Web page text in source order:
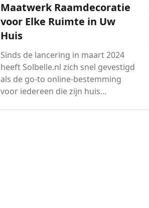
Maatwerk Raamdecoratie
voor Elke Ruimte in Uw
Huis
Sinds de lancering in maart 2024
heeft Solbelle.nl zich snel gevestigd
als de go-to online-bestemming
voor iedereen die zijn huis...